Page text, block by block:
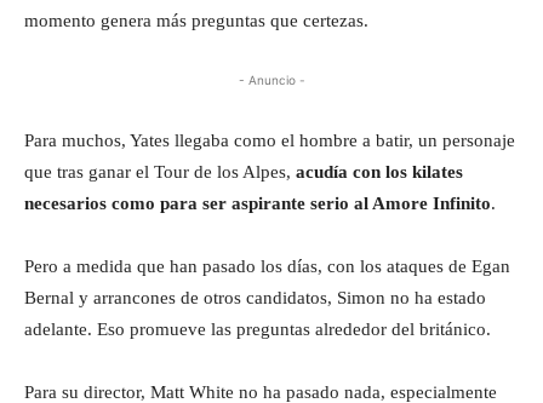
momento genera más preguntas que certezas.
- Anuncio -
Para muchos, Yates llegaba como el hombre a batir, un personaje
que tras ganar el Tour de los Alpes, acudía con los kilates
necesarios como para ser aspirante serio al Amore Infinito.
Pero a medida que han pasado los días, con los ataques de Egan
Bernal y arrancones de otros candidatos, Simon no ha estado
adelante. Eso promueve las preguntas alrededor del británico.
Para su director, Matt White no ha pasado nada, especialmente